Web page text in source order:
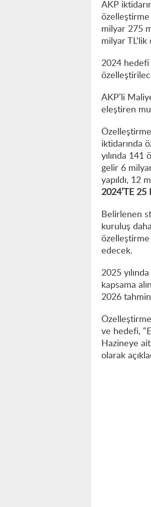
AKP
özelleştirme
milyar 275
milyar TL'lik
2024
AKP’li
eleştiren
Özelleştirme
iktidarında
yılında 141
gelir 6
yapıldı, 12
2024’TE 25
Belirlenen
kuruluş
edecek.
2025
kapsama
2026
Özelleştirme
ve hedefi,
Hazineye
olarak